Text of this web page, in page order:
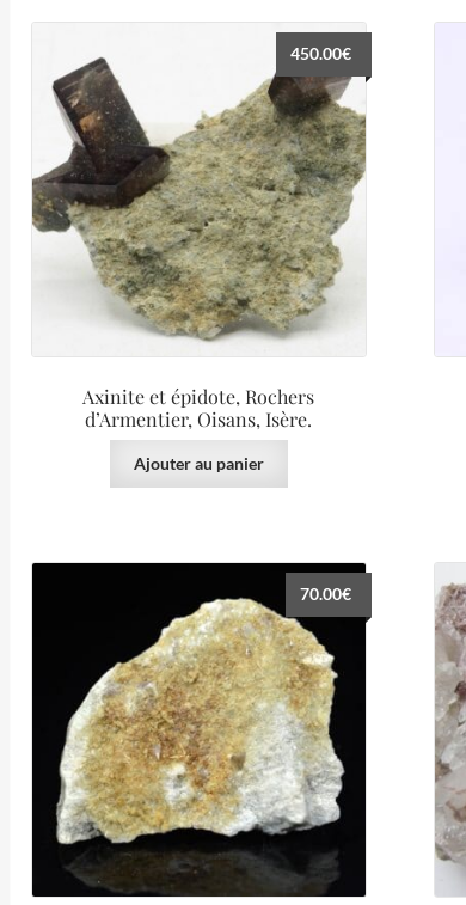
Axinite et épidote, Rochers
d’Armentier, Oisans, Isère.
450.00€
Ajouter au panier
70.00€